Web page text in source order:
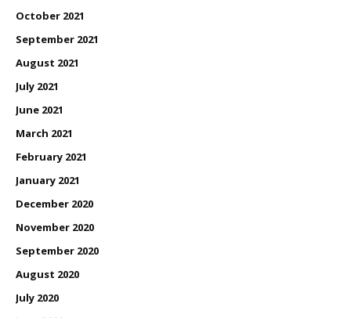
October 2021
September 2021
August 2021
July 2021
June 2021
March 2021
February 2021
January 2021
December 2020
November 2020
September 2020
August 2020
July 2020